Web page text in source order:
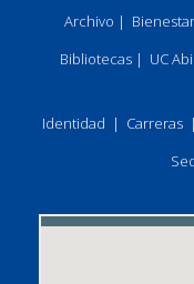
Archivo |
Bibliotecas| UC
Identidad | Carreras |